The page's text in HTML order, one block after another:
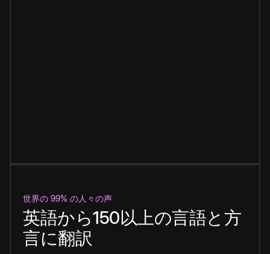
世界の 99% の人々の声
英語から150以上の言語と方
言に翻訳